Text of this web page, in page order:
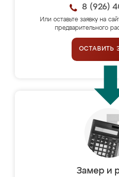
8 (926)
Или оставьте заявку на
предварительного
ОСТАВИТЬ
Замер и